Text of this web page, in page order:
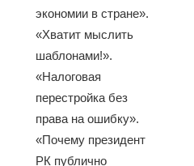
экономии в стране».
«Хватит мыслить
шаблонами!».
«Налоговая
перестройка без
права на ошибку».
«Почему президент
РК публично